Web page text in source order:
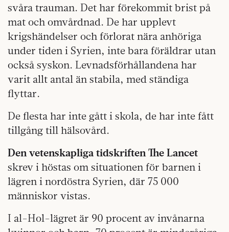
svåra trauman. Det har förekommit brist på
mat och omvårdnad. De har upplevt
krigshändelser och förlorat nära anhöriga
under tiden i Syrien, inte bara föräldrar utan
också syskon. Levnadsförhållandena har
varit allt antal än stabila, med ständiga
flyttar.
De flesta har inte gått i skola, de har inte fått
tillgång till hälsovård.
Den vetenskapliga tidskriften The Lancet
skrev i höstas om situationen för barnen i
lägren i nordöstra Syrien, där 75 000
människor vistas.
I al-Hol-lägret är 90 procent av invånarna